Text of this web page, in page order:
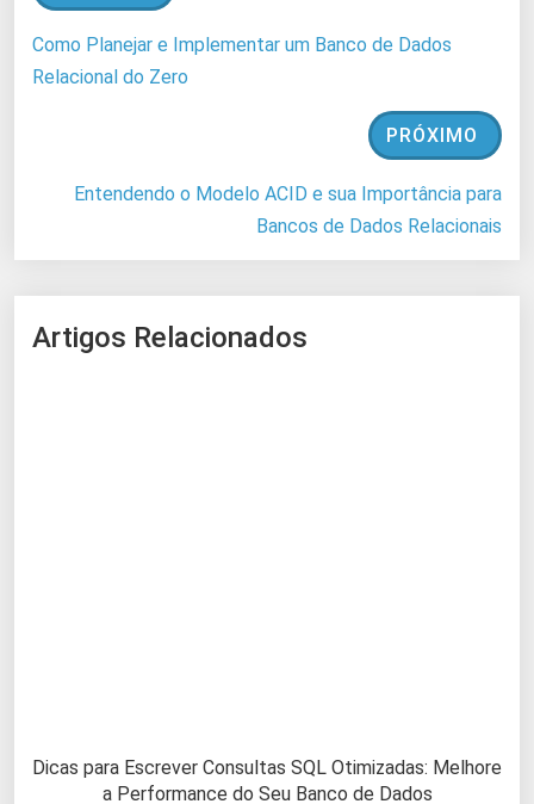
Como Planejar e Implementar um Banco de Dados
Relacional do Zero
PRÓXIMO
Entendendo o Modelo ACID e sua Importância para
Bancos de Dados Relacionais
Artigos Relacionados
Dicas para Escrever Consultas SQL Otimizadas: Melhore
a Performance do Seu Banco de Dados